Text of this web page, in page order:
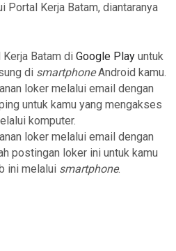
Portal Kerja Batam, diantaranya
Batam di Google Playuntuk
di smartphoneAndroid kamu.
loker melalui email dengan
untuk kamu yang mengakses
komputer.
loker melalui email dengan
postingan loker ini untuk kamu
ini melalui smartphone.